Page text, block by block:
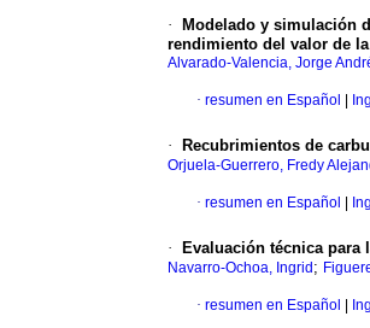
·
Modelado y simulación
rendimiento del valor de
Alvarado-Valencia, Jorge
· resumen en Español
· Recubrimientos de
Orjuela-Guerrero, Fredy
· resumen en Español
· Evaluación técnica
Navarro-Ochoa, Ingrid ;
· resumen en Español